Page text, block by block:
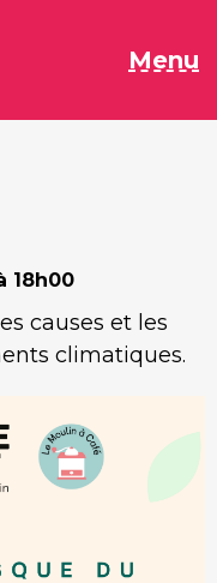
Menu
18h00
causes et les
climatiques.